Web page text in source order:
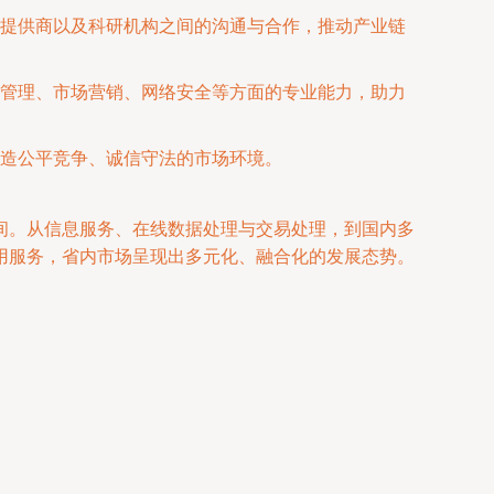
供商以及科研机构之间的沟通与合作，推动产业链
理、市场营销、网络安全等方面的专业能力，助力
公平竞争、诚信守法的市场环境。
从信息服务、在线数据处理与交易处理，到国内多
务，省内市场呈现出多元化、融合化的发展态势。